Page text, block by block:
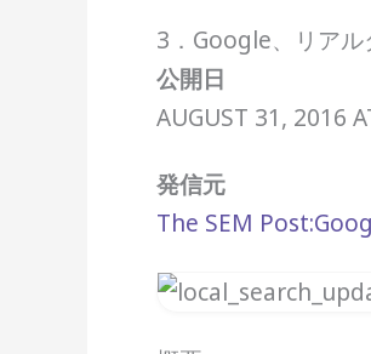
3．Google、リア
公開日
AUGUST 31, 2016
発信元
The SEM